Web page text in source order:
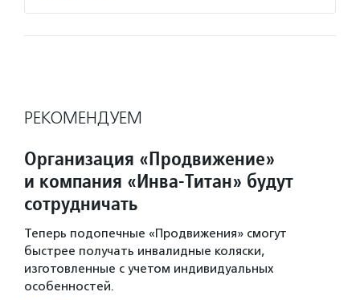
РЕКОМЕНДУЕМ
Организация «Продвижение»
и компания «Инва-Титан» будут
сотрудничать
Теперь подопечные «Продвижения» смогут
быстрее получать инвалидные коляски,
изготовленные с учетом индивидуальных
особенностей.